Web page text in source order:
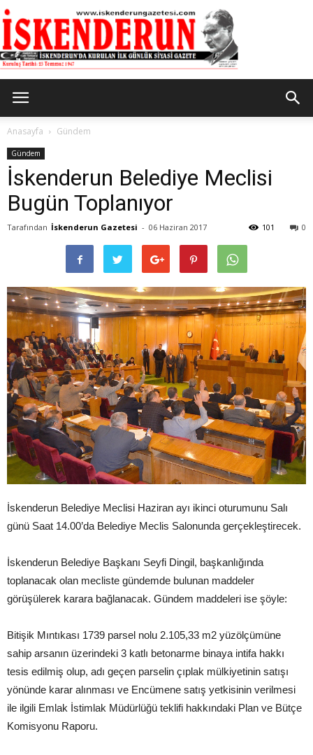
Gazetesi
Anasayfa Gündem
Gündem
İskenderun Belediye Meclisi
Bugün Toplanıyor
Tarafından İskenderun Gazetesi - 06 Haziran 2017 0
101
İskenderun Belediye Meclisi Haziran ayı ikinci oturumunu Salı
günü Saat 14.00’da Belediye Meclis Salonunda gerçekleştirecek.
İskenderun Belediye Başkanı Seyfi Dingil, başkanlığında
toplanacak olan mecliste gündemde bulunan maddeler
görüşülerek karara bağlanacak. Gündem maddeleri ise şöyle:
Bitişik Mıntıkası 1739 parsel nolu 2.105,33 m2 yüzölçümüne
sahip arsanın üzerindeki 3 katlı betonarme binaya intifa hakkı
tesis edilmiş olup, adı geçen parselin çıplak mülkiyetinin satışı
yönünde karar alınması ve Encümene satış yetkisinin verilmesi
ile ilgili Emlak İstimlak Müdürlüğü teklifi hakkındaki Plan ve Bütçe
Komisyonu Raporu.